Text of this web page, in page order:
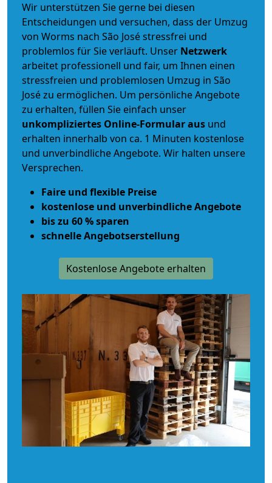
Wir unterstützen Sie gerne bei diesen
Entscheidungen und versuchen, dass der Umzug
von Worms nach São José stressfrei und
problemlos für Sie verläuft. Unser Netzwerk
arbeitet professionell und fair, um Ihnen einen
stressfreien und problemlosen Umzug in São
José zu ermöglichen. Um persönliche Angebote
zu erhalten, füllen Sie einfach unser
unkompliziertes Online-Formular aus und
erhalten innerhalb von ca. 1 Minuten kostenlose
und unverbindliche Angebote. Wir halten unsere
Versprechen.
Faire und flexible Preise
kostenlose und unverbindliche Angebote
bis zu 60 % sparen
schnelle Angebotserstellung
Kostenlose Angebote erhalten